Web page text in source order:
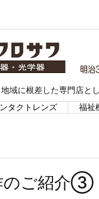
に根差した専門店と
タクトレンズ 福祉
のご紹介③